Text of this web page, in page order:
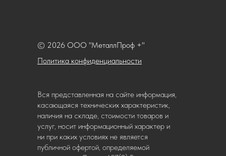
Политика конфиденциальности
© 2026 ООО "МеталлПроф +"
Вся представленная на сайте информация,
касающаяся технических характеристик,
наличия на складе, стоимости товаров и
услуг, носит информационный характер и
ни при каких условиях не является
публичной офертой, определяемой